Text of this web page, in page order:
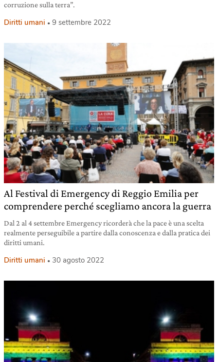
corruzione sulla terra”.
Diritti umani 9 settembre 2022
Al Festival di Emergency di Reggio Emilia per
comprendere perché scegliamo ancora la guerra
Dal 2 al 4 settembre Emergency ricorderà che la pace è una scelta
realmente perseguibile a partire dalla conoscenza e dalla pratica dei
diritti umani.
Diritti umani 30 agosto 2022